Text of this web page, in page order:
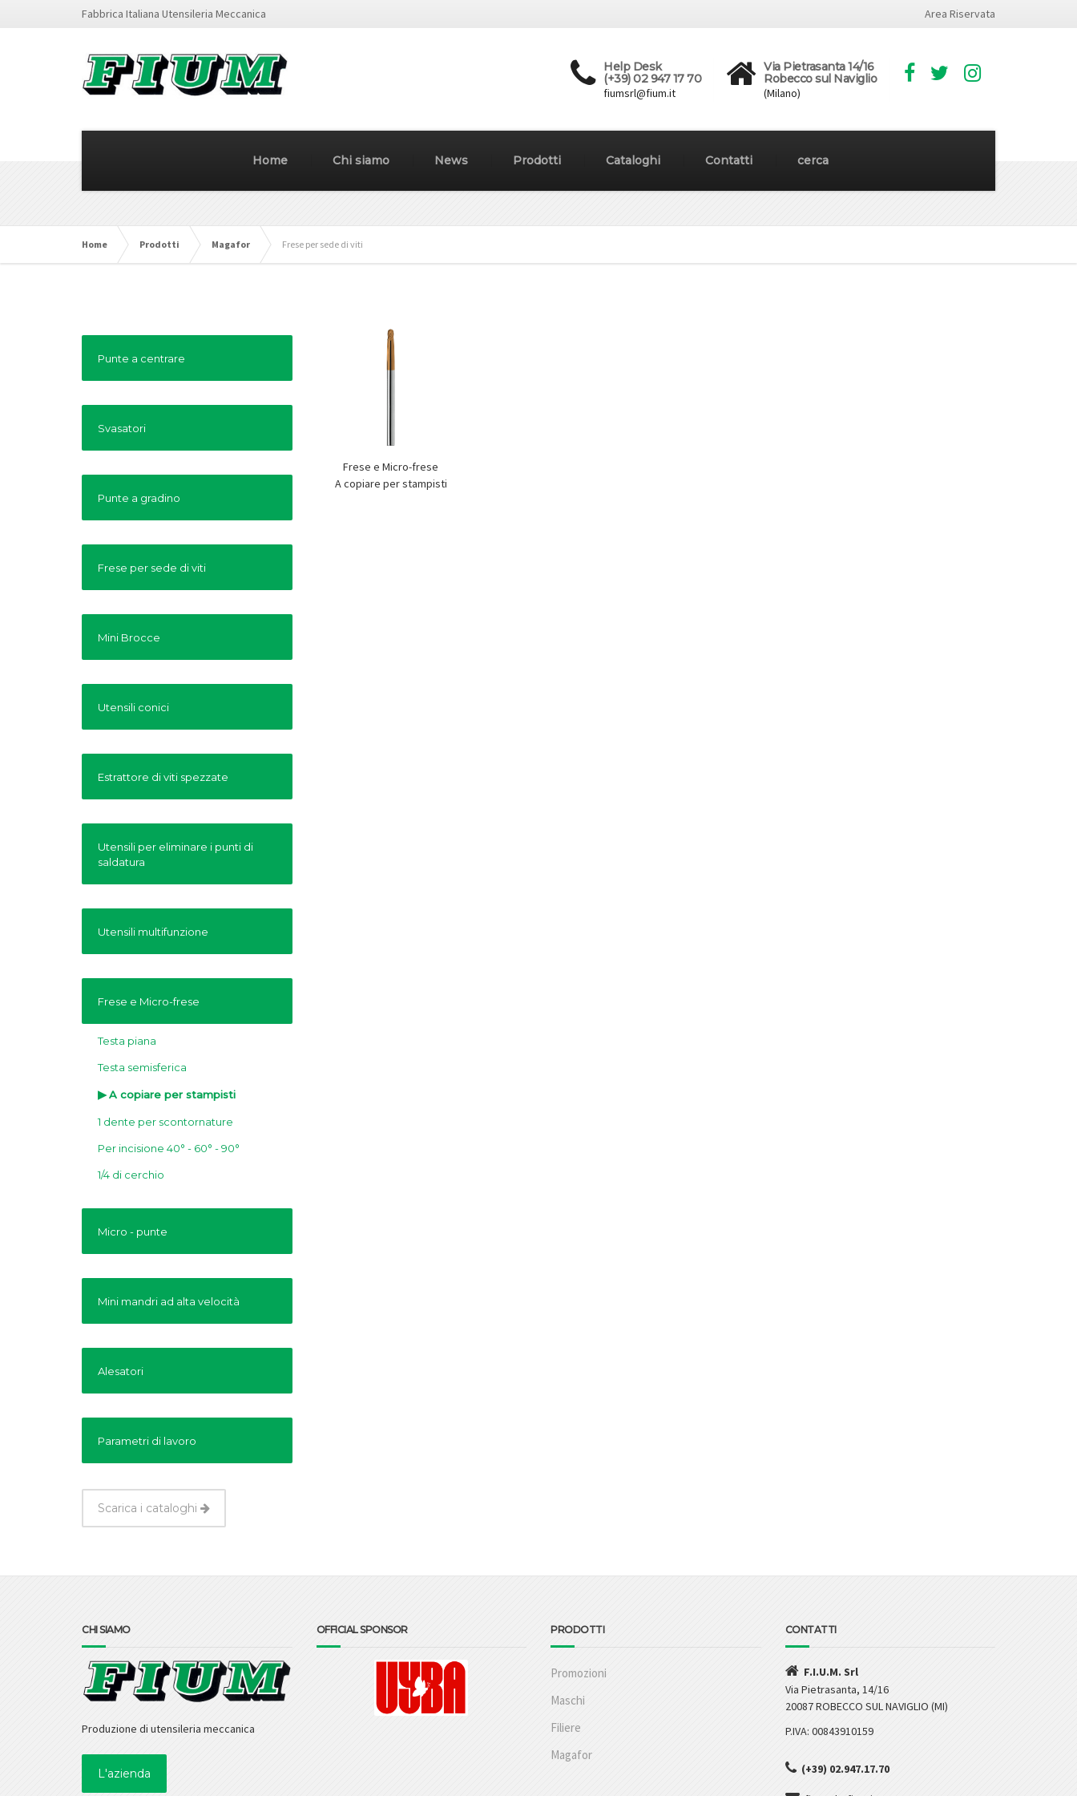
Fabbrica Italiana Utensileria Meccanica Area Riservata
Help Desk
(+39) 02 947 17 70
fiumsrl@fium.it
Via Pietrasanta 14/16
Robecco sul Naviglio
(Milano)
Home Chi siamo News Prodotti Cataloghi Contatti cerca
Home Prodotti Magafor Frese per sede di viti
Punte a centrare
Svasatori
Punte a gradino
Frese per sede di viti
Mini Brocce
Utensili conici
Estrattore di viti spezzate
Utensili per eliminare i punti di
saldatura
Utensili multifunzione
Frese e Micro-frese
Testa piana
Testa semisferica
A copiare per stampisti
1 dente per scontornature
Per incisione 40° - 60° - 90°
1/4 di cerchio
Micro - punte
Mini mandri ad alta velocità
Alesatori
Parametri di lavoro
Scarica i cataloghi
Frese e Micro-frese
A copiare per stampisti
CHI SIAMO
Produzione di utensileria meccanica
L'azienda
OFFICIAL SPONSOR PRODOTTI
Promozioni
Maschi
Filiere
Magafor
CONTATTI
F.I.U.M. Srl
Via Pietrasanta, 14/16
20087 ROBECCO SUL NAVIGLIO (MI)
P.IVA: 00843910159
(+39) 02.947.17.70